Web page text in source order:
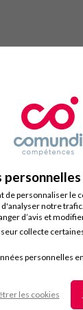
personnaliser le
notre
d’avis et
collecte
personnelles en
les cookies